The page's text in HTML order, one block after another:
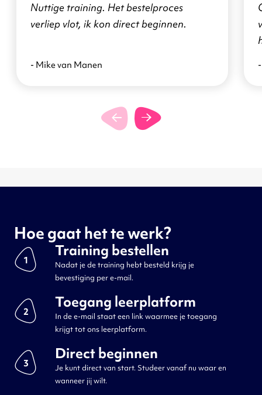
Nuttige training. Het bestelproces
verliep vlot, ik kon direct beginnen.
- Mike van Manen
Hoe gaat het te werk?
1
Training bestellen
Nadat je de training hebt besteld krijg je
bevestiging per e-mail.
2
Toegang leerplatform
In de e-mail staat een link waarmee je toegang
krijgt tot ons leerplatform.
3
Direct beginnen
Je kunt direct van start. Studeer vanaf nu waar en
wanneer jij wilt.